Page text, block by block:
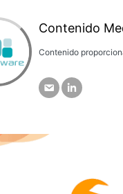
Contenido
Contenido